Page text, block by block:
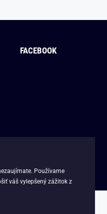
FACEBOOK
Používame
váš vylepšený zážitok z